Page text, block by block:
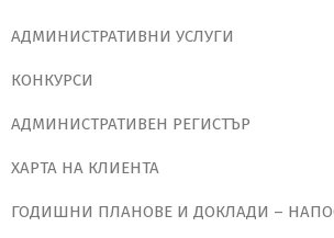
АДМИНИСТРАТИВНИ УСЛУГИ
КОНКУРСИ
АДМИНИСТРАТИВЕН РЕГИСТЪР
ХАРТА НА КЛИЕНТА
ГОДИШНИ ПЛАНОВЕ И ДОКЛАДИ –